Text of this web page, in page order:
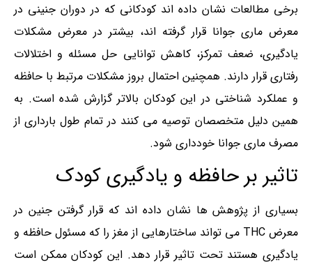
برخی مطالعات نشان داده اند کودکانی که در دوران جنینی در
معرض ماری‌ جوانا قرار گرفته اند، بیشتر در معرض مشکلات
یادگیری، ضعف تمرکز، کاهش توانایی حل مسئله و اختلالات
رفتاری قرار دارند. همچنین احتمال بروز مشکلات مرتبط با حافظه
و عملکرد شناختی در این کودکان بالاتر گزارش شده است. به
همین دلیل متخصصان توصیه می کنند در تمام طول بارداری از
مصرف ماری‌ جوانا خودداری شود.
تاثیر بر حافظه و یادگیری کودک
بسیاری از پژوهش ها نشان داده اند که قرار گرفتن جنین در
معرض THC می تواند ساختارهایی از مغز را که مسئول حافظه و
یادگیری هستند تحت تاثیر قرار دهد. این کودکان ممکن است